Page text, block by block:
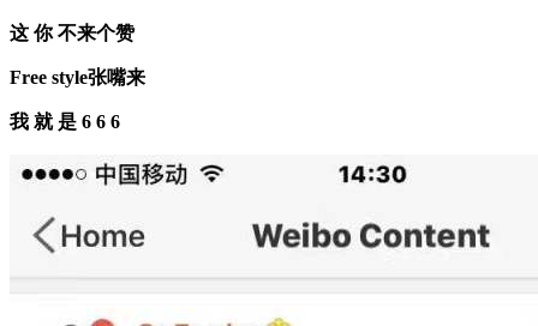
这 你 不来个赞
Free style张嘴来
我 就 是 6 6 6